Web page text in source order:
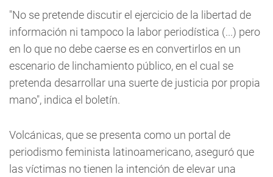
"No se pretende discutir el ejercicio de la libertad de
información ni tampoco la labor periodística (...) pero
en lo que no debe caerse es en convertirlos en un
escenario de linchamiento público, en el cual se
pretenda desarrollar una suerte de justicia por propia
mano", indica el boletín.
Volcánicas, que se presenta como un portal de
periodismo feminista latinoamericano, aseguró que
las víctimas no tienen la intención de elevar una